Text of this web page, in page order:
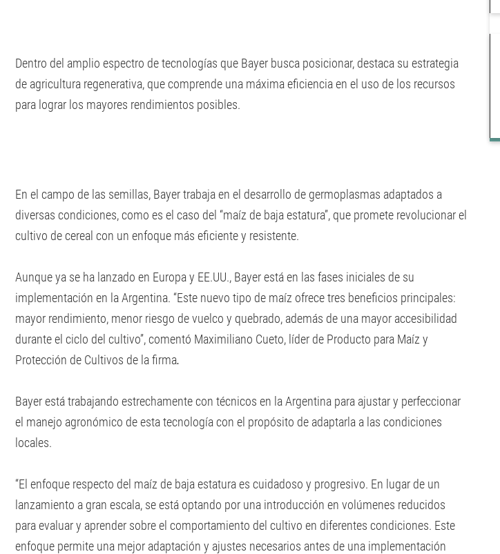
Dentro del amplio espectro de tecnologías que Bayer busca posicionar, destaca su estrategia
de agricultura regenerativa, que comprende una máxima eficiencia en el uso de los recursos
para lograr los mayores rendimientos posibles.
En el campo de las semillas, Bayer trabaja en el desarrollo de germoplasmas adaptados a
diversas condiciones, como es el caso del “maíz de baja estatura”, que promete revolucionar el
cultivo de cereal con un enfoque más eficiente y resistente.
Aunque ya se ha lanzado en Europa y EE.UU., Bayer está en las fases iniciales de su
implementación en la Argentina. “Este nuevo tipo de maíz ofrece tres beneficios principales:
mayor rendimiento, menor riesgo de vuelco y quebrado, además de una mayor accesibilidad
durante el ciclo del cultivo”, comentó Maximiliano Cueto, líder de Producto para Maíz y
Protección de Cultivos de la firma.
Bayer está trabajando estrechamente con técnicos en la Argentina para ajustar y perfeccionar
el manejo agronómico de esta tecnología con el propósito de adaptarla a las condiciones
locales.
“El enfoque respecto del maíz de baja estatura es cuidadoso y progresivo. En lugar de un
lanzamiento a gran escala, se está optando por una introducción en volúmenes reducidos
para evaluar y aprender sobre el comportamiento del cultivo en diferentes condiciones. Este
enfoque permite una mejor adaptación y ajustes necesarios antes de una implementación